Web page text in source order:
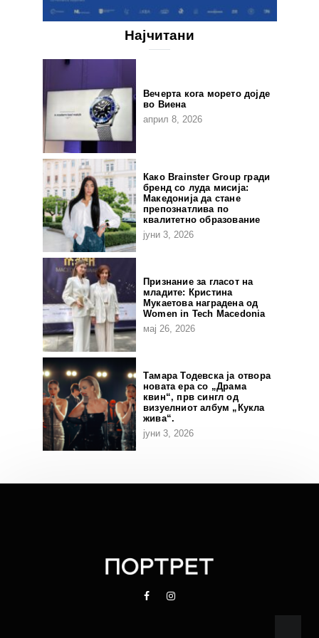
Најчитани
Вечерта кога морето дојде
во Виена
април 8, 2026
Како Brainster Group гради
бренд со луда мисија:
Македонија да стане
препознатлива по
квалитетно образование
јуни 3, 2026
Признание за гласот на
младите: Кристина
Мукаетова наградена од
Women in Tech Macedonia
мај 26, 2026
Тамара Тодевска ја отвора
новата ера со „Драма
квин“, прв сингл од
визуелниот албум „Кукла
жива“.
јуни 3, 2026